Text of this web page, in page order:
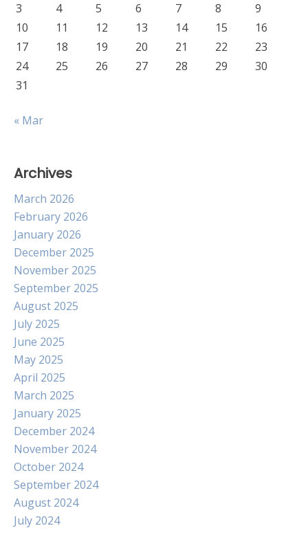
3
4 5 6 7 8
9
10
11 12 13 14 15
16
17
18 19 20 21 22
23
24
25 26 27 28 29
30
31
« Mar
Archives
March 2026
February 2026
January 2026
December 2025
November 2025
September 2025
August 2025
July 2025
June 2025
May 2025
April 2025
March 2025
January 2025
December 2024
November 2024
October 2024
September 2024
August 2024
July 2024